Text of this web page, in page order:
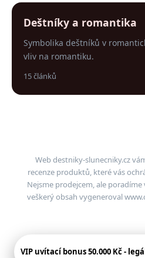
Deštníky a romantika
Symbolika deštníků v
vliv na romantiku.
15 článků
Web destniky-slunecniky.cz
recenze produktů, které vás
Nejsme prodejcem, ale poradíme
veškerý obsah vygeneroval